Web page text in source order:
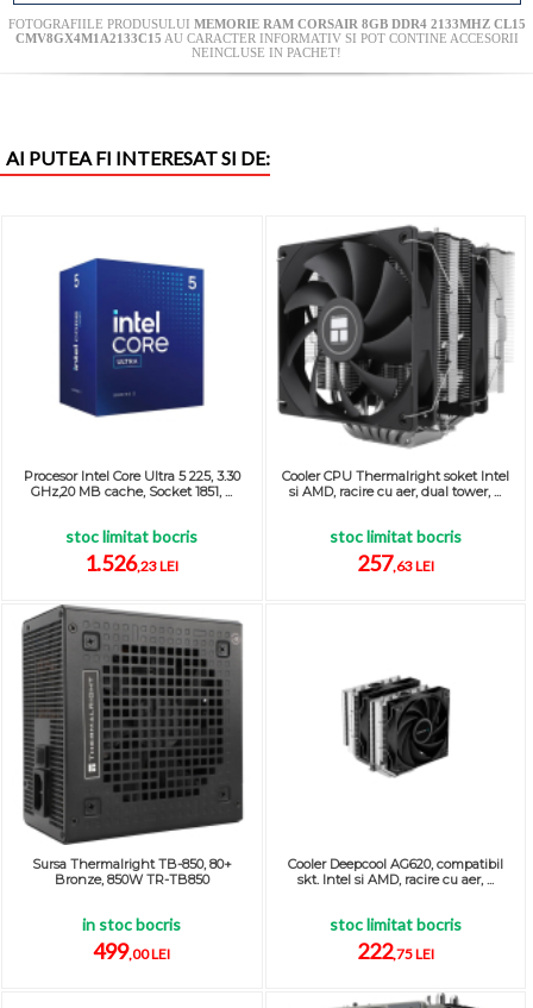
FOTOGRAFIILE PRODUSULUI MEMORIE RAM CORSAIR 8GB DDR4 2133MHZ CL15
CMV8GX4M1A2133C15 AU CARACTER INFORMATIV SI POT CONTINE ACCESORII
NEINCLUSE IN PACHET!
AI PUTEA FI INTERESAT SI DE:
Procesor Intel Core Ultra 5 225, 3.30
GHz,20 MB cache, Socket 1851, ...
stoc limitat bocris
1.526,23 LEI
Cooler CPU Thermalright soket Intel
si AMD, racire cu aer, dual tower, ...
stoc limitat bocris
257,63 LEI
Sursa Thermalright TB-850, 80+
Bronze, 850W TR-TB850
in stoc bocris
499,00 LEI
Cooler Deepcool AG620, compatibil
skt. Intel si AMD, racire cu aer, ...
stoc limitat bocris
222,75 LEI